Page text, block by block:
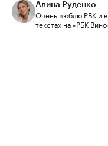
Алина Руденко
Очень люблю РБК и
текстах на «РБК